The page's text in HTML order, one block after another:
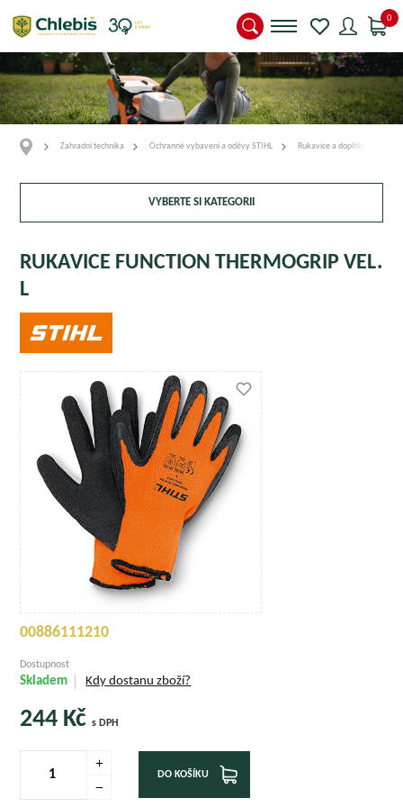
0
Zahradní technika Ochranné vybavení a oděvy STIHL Rukavice a doplňky
VYBERTE SI KATEGORII
RUKAVICE FUNCTION THERMOGRIP VEL.
L
00886111210
Dostupnost
Skladem Kdy dostanu zboží?
244 Kčs DPH
DO KOŠÍKU